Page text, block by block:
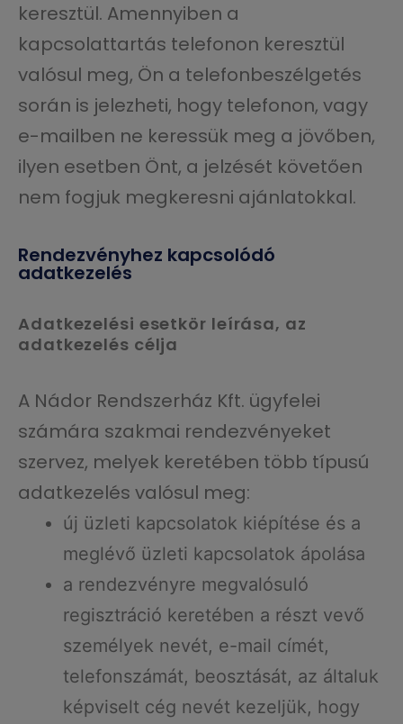
keresztül. Amennyiben a
kapcsolattartás telefonon keresztül
valósul meg, Ön a telefonbeszélgetés
során is jelezheti, hogy telefonon, vagy
e-mailben ne keressük meg a jövőben,
ilyen esetben Önt, a jelzését követően
nem fogjuk megkeresni ajánlatokkal.
Rendezvényhez kapcsolódó
adatkezelés
Adatkezelési esetkör leírása, az
adatkezelés célja
A Nádor Rendszerház Kft. ügyfelei
számára szakmai rendezvényeket
szervez, melyek keretében több típusú
adatkezelés valósul meg:
új üzleti kapcsolatok kiépítése és a
meglévő üzleti kapcsolatok ápolása
a rendezvényre megvalósuló
regisztráció keretében a részt vevő
személyek nevét, e-mail címét,
telefonszámát, beosztását, az általuk
képviselt cég nevét kezeljük, hogy